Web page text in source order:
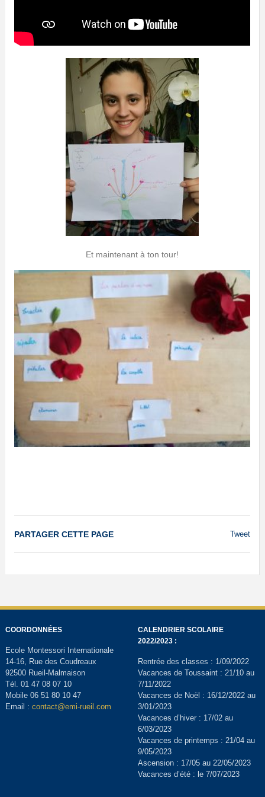
Et maintenant à ton tour!
Tweet
PARTAGER CETTE PAGE
COORDONNÉES
Ecole Montessori Internationale
14-16, Rue des Coudreaux
92500 Rueil-Malmaison
Tél. 01 47 08 07 10
Mobile 06 51 80 10 47
Email : contact@emi-rueil.com
CALENDRIER SCOLAIRE
2022/2023 :
Rentrée des classes : 1/09/2022
Vacances de Toussaint : 21/10 au
7/11/2022
Vacances de Noël : 16/12/2022 au
3/01/2023
Vacances d’hiver : 17/02 au
6/03/2023
Vacances de printemps : 21/04 au
9/05/2023
Ascension : 17/05 au 22/05/2023
Vacances d’été : le 7/07/2023